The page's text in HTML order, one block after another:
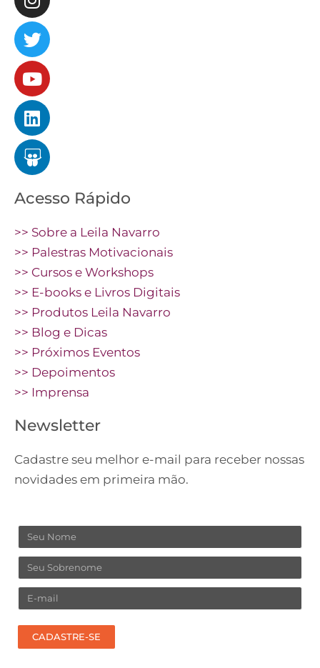
Acesso Rápido
>> Sobre a Leila Navarro
>> Palestras Motivacionais
>> Cursos e Workshops
>> E-books e Livros Digitais
>> Produtos Leila Navarro
>> Blog e Dicas
>> Próximos Eventos
>> Depoimentos
>> Imprensa
Newsletter
Cadastre seu melhor e-mail para receber nossas
novidades em primeira mão.
Nome
Sobrenome
Email
CADASTRE-SE